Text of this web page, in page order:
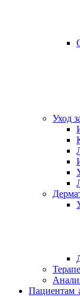
Уход
Пациентам ↓